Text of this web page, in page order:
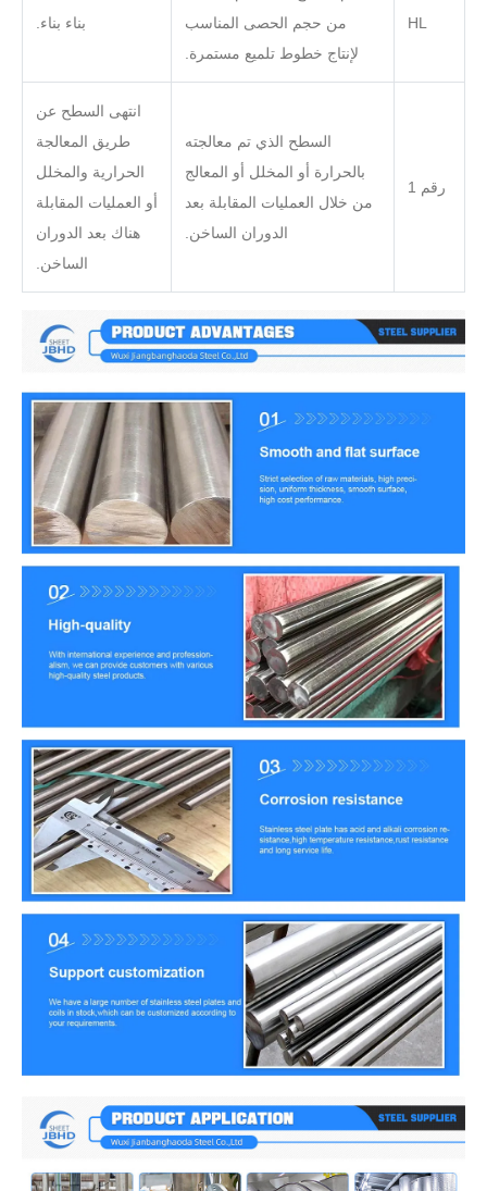
HL
من حجم الحصى المناسب
لإنتاج خطوط تلميع مستمرة.
بناء بناء.
رقم 1
السطح الذي تم معالجته
بالحرارة أو المخلل أو المعالج
من خلال العمليات المقابلة بعد
الدوران الساخن.
انتهى السطح عن
طريق المعالجة
الحرارية والمخلل
أو العمليات المقابلة
هناك بعد الدوران
الساخن.